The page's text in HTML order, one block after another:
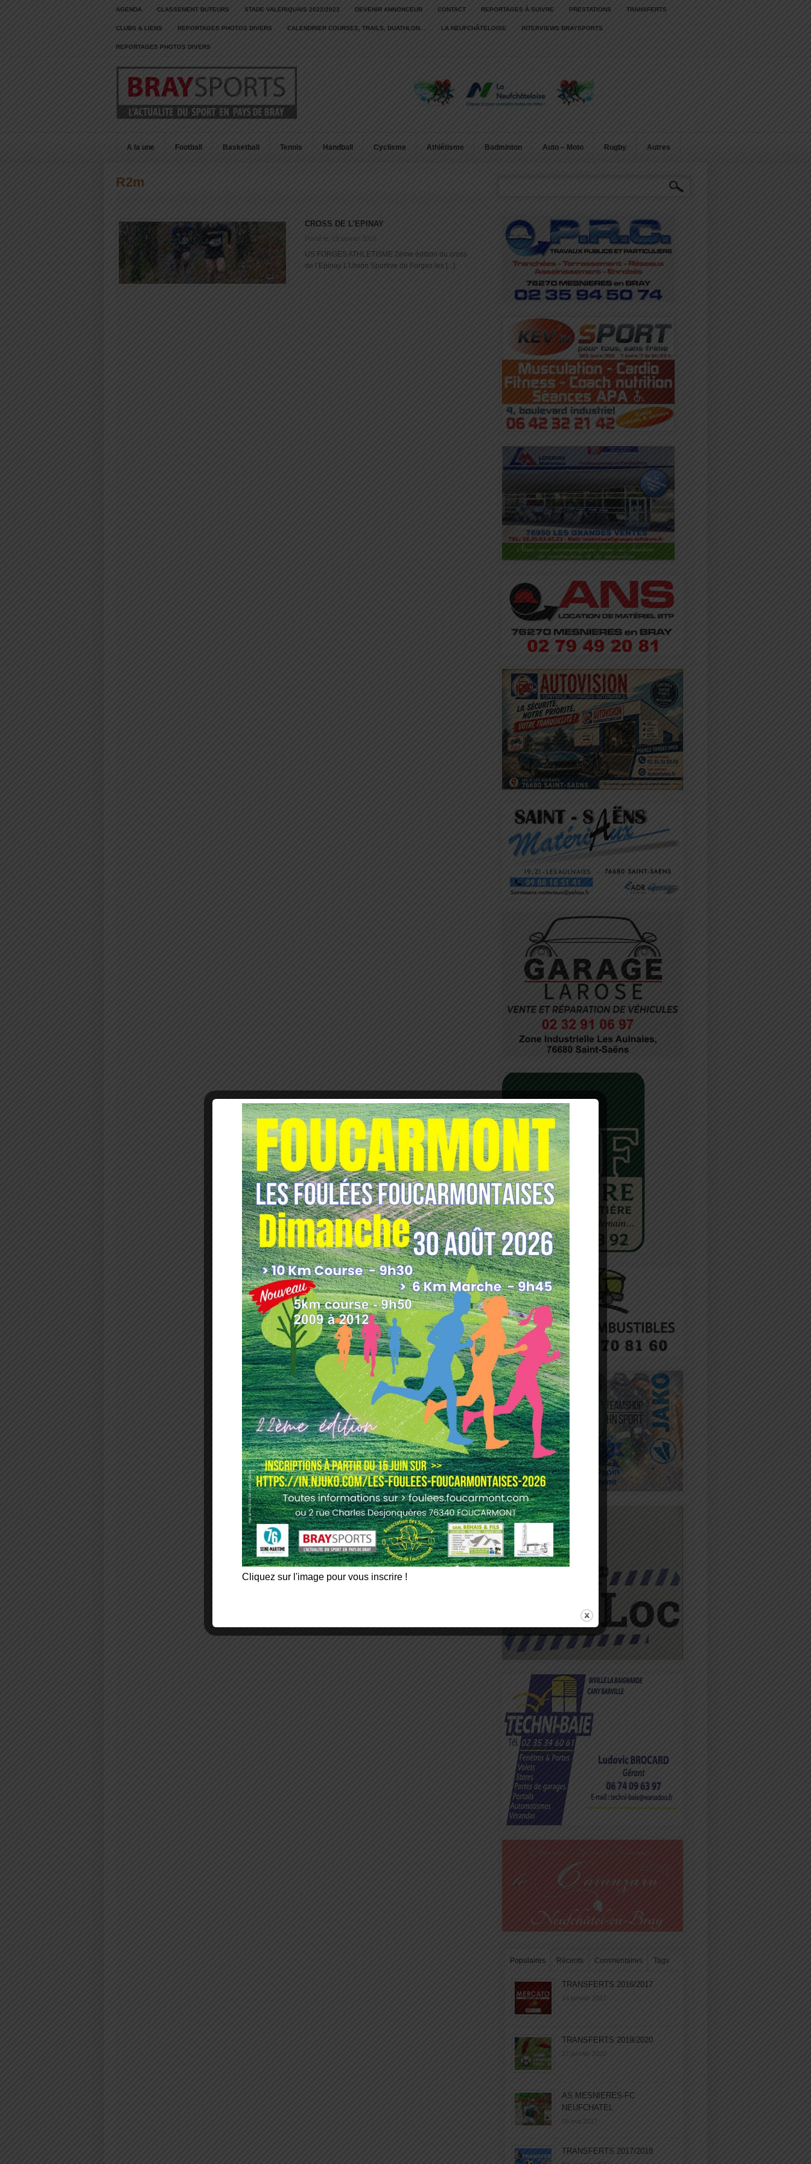
AGENDA CLASSEMENT BUTEURS STADE VALERIQUAIS 2022/2023 DEVENIR ANNONCEUR CONTACT REPORTAGES À SUIVRE PRESTATIONS TRANSFERTS
CLUBS & LIENS REPORTAGES PHOTOS DIVERS CALENDRIER COURSES, TRAILS, DUATHLON… LA NEUFCHÂTELOISE INTERVIEWS BRAYSPORTS
REPORTAGES PHOTOS DIVERS
A la une Football Basketball Tennis Handball Cyclisme Athlétisme Badminton Auto – Moto Rugby Autres
R2m
CROSS DE L’EPINAY
Posté le: 19 janvier 2016
US FORGES ATHLETISME 2ème édition du cross
de l’Epinay L’Union Sportive de Forges les [...]
Populaires Récents Commentaires Tags
TRANSFERTS 2016/2017
14 janvier 2017
TRANSFERTS 2019/2020
27 janvier 2020
AS MESNIERES-FC
NEUFCHATEL
05 mai 2017
TRANSFERTS 2017/2018
Cliquez sur l'image pour vous inscrire !